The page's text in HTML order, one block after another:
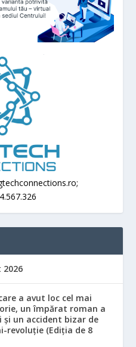
a avut loc cel mai
un împărat roman a
și un accident bizar de
revoluție (Ediția de 8